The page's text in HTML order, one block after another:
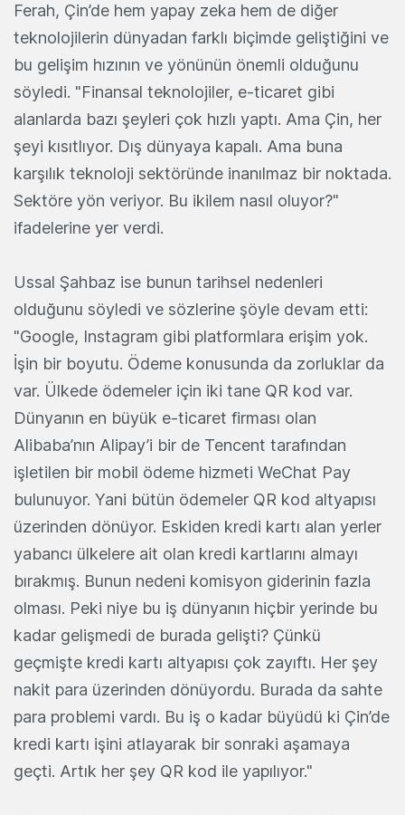
Ferah, Çin’de hem yapay zeka hem de diğer
teknolojilerin dünyadan farklı biçimde geliştiğini ve
bu gelişim hızının ve yönünün önemli olduğunu
söyledi. "Finansal teknolojiler, e-ticaret gibi
alanlarda bazı şeyleri çok hızlı yaptı. Ama Çin, her
şeyi kısıtlıyor. Dış dünyaya kapalı. Ama buna
karşılık teknoloji sektöründe inanılmaz bir noktada.
Sektöre yön veriyor. Bu ikilem nasıl oluyor?"
ifadelerine yer verdi.
Ussal Şahbaz ise bunun tarihsel nedenleri
olduğunu söyledi ve sözlerine şöyle devam etti:
"Google, Instagram gibi platformlara erişim yok.
İşin bir boyutu. Ödeme konusunda da zorluklar da
var. Ülkede ödemeler için iki tane QR kod var.
Dünyanın en büyük e-ticaret firması olan
Alibaba’nın Alipay’i bir de Tencent tarafından
işletilen bir mobil ödeme hizmeti WeChat Pay
bulunuyor. Yani bütün ödemeler QR kod altyapısı
üzerinden dönüyor. Eskiden kredi kartı alan yerler
yabancı ülkelere ait olan kredi kartlarını almayı
bırakmış. Bunun nedeni komisyon giderinin fazla
olması. Peki niye bu iş dünyanın hiçbir yerinde bu
kadar gelişmedi de burada gelişti? Çünkü
geçmişte kredi kartı altyapısı çok zayıftı. Her şey
nakit para üzerinden dönüyordu. Burada da sahte
para problemi vardı. Bu iş o kadar büyüdü ki Çin’de
kredi kartı işini atlayarak bir sonraki aşamaya
geçti. Artık her şey QR kod ile yapılıyor."